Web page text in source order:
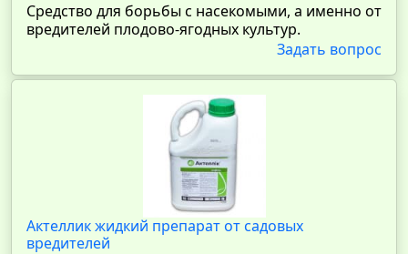
Средство для борьбы с насекомыми, а именно от
вредителей плодово-ягодных культур.
Задать вопрос
Актеллик жидкий препарат от садовых
вредителей